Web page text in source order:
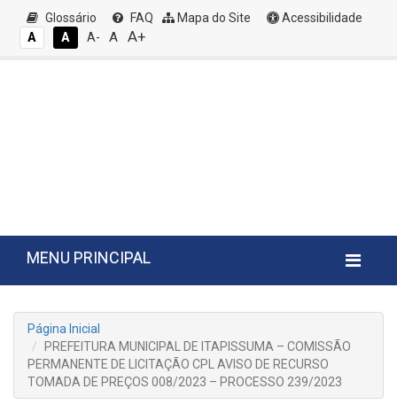
Glossário FAQ Mapa do Site
Acessibilidade
A
A A- A A+
MENU PRINCIPAL
Página Inicial
PREFEITURA MUNICIPAL DE ITAPISSUMA – COMISSÃO
PERMANENTE DE LICITAÇÃO CPL AVISO DE RECURSO
TOMADA DE PREÇOS 008/2023 – PROCESSO 239/2023